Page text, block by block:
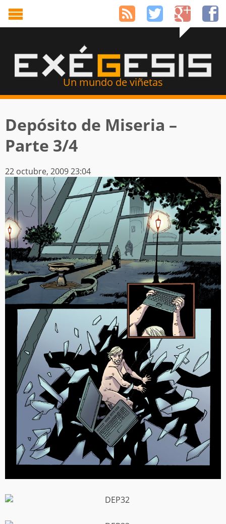
Un mundo de viñetas
Depósito de Miseria –
Parte 3/4
22 octubre, 2009 23:04